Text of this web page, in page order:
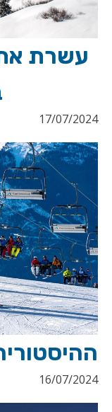
עשרת
17/07/2024
16/07/2024